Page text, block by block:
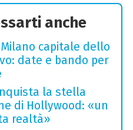
anche
Milano capitale dello
date e bando per
la stella
di Hollywood: «un
realtà»